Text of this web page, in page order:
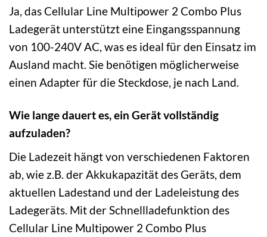
Ja, das Cellular Line Multipower 2 Combo Plus
Ladegerät unterstützt eine Eingangsspannung
von 100-240V AC, was es ideal für den Einsatz im
Ausland macht. Sie benötigen möglicherweise
einen Adapter für die Steckdose, je nach Land.
Wie lange dauert es, ein Gerät vollständig
aufzuladen?
Die Ladezeit hängt von verschiedenen Faktoren
ab, wie z.B. der Akkukapazität des Geräts, dem
aktuellen Ladestand und der Ladeleistung des
Ladegeräts. Mit der Schnellladefunktion des
Cellular Line Multipower 2 Combo Plus